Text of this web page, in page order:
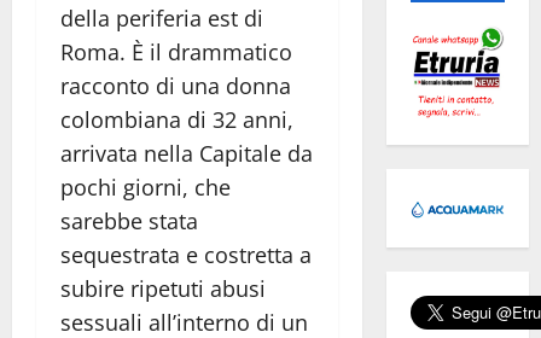
della periferia est di
Roma. È il drammatico
racconto di una donna
colombiana di 32 anni,
arrivata nella Capitale da
pochi giorni, che
sarebbe stata
sequestrata e costretta a
subire ripetuti abusi
sessuali all’interno di un